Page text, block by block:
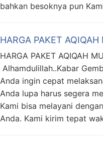
bahkan besoknya pun
HARGA PAKET
HARGA PAKET AQIQAH
Alhamdulillah..Kabar
Anda ingin cepat
Anda lupa harus segera
Kami bisa melayani
Anda. Kami kirim tepat